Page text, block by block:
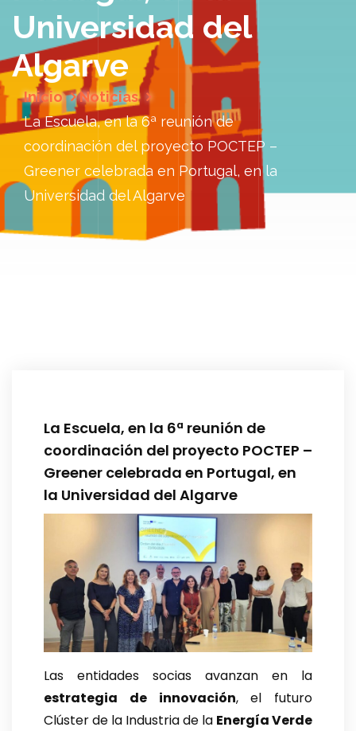
Universidad del
Algarve
Inicio
Noticias
La Escuela, en la 6ª reunión de
coordinación del proyecto POCTEP –
Greener celebrada en Portugal, en la
Universidad del Algarve
La Escuela, en la 6ª reunión de
coordinación del proyecto POCTEP –
Greener celebrada en Portugal, en
la Universidad del Algarve
Las entidades socias avanzan en la
estrategia de innovación, el futuro
Clúster de la Industria de la Energía Verde